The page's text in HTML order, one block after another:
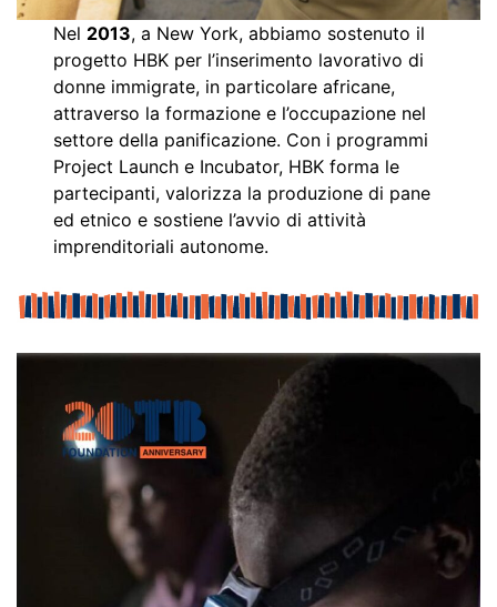
Nel 2013, a New York, abbiamo sostenuto il
progetto HBK per l’inserimento lavorativo di
donne immigrate, in particolare africane,
attraverso la formazione e l’occupazione nel
settore della panificazione. Con i programmi
Project Launch e Incubator, HBK forma le
partecipanti, valorizza la produzione di pane
ed etnico e sostiene l’avvio di attività
imprenditoriali autonome.